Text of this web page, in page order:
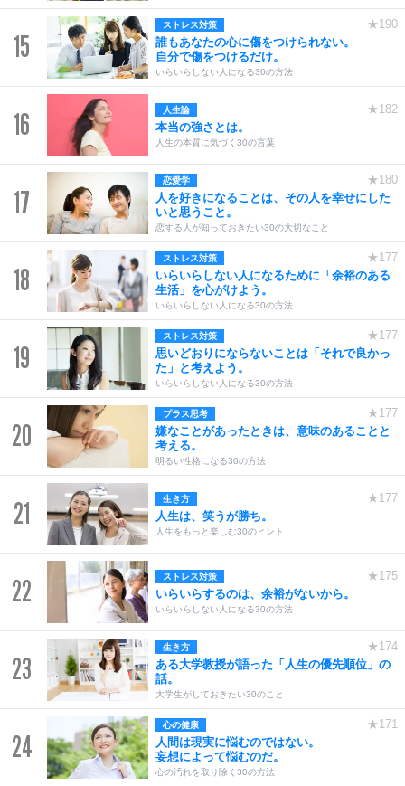
15
ストレス対策
★190
誰もあなたの心に傷をつけられない。
自分で傷をつけるだけ。
いらいらしない人になる30の方法
16 人生論
★182
本当の強さとは。
人生の本質に気づく30の言葉
17
恋愛学
★180
人を好きになることは、その人を幸せにした
いと思うこと。
恋する人が知っておきたい30の大切なこと
18
ストレス対策
★177
いらいらしない人になるために「余裕のある
生活」を心がけよう。
いらいらしない人になる30の方法
19
ストレス対策
★177
思いどおりにならないことは「それで良かっ
た」と考えよう。
いらいらしない人になる30の方法
20
プラス思考
★177
嫌なことがあったときは、意味のあることと
考える。
明るい性格になる30の方法
21 生き方
★177
人生は、笑うが勝ち。
人生をもっと楽しむ30のヒント
22 ストレス対策
★175
いらいらするのは、余裕がないから。
いらいらしない人になる30の方法
23
生き方
★174
ある大学教授が語った「人生の優先順位」の
話。
大学生がしておきたい30のこと
24
心の健康
★171
人間は現実に悩むのではない。
妄想によって悩むのだ。
心の汚れを取り除く30の方法